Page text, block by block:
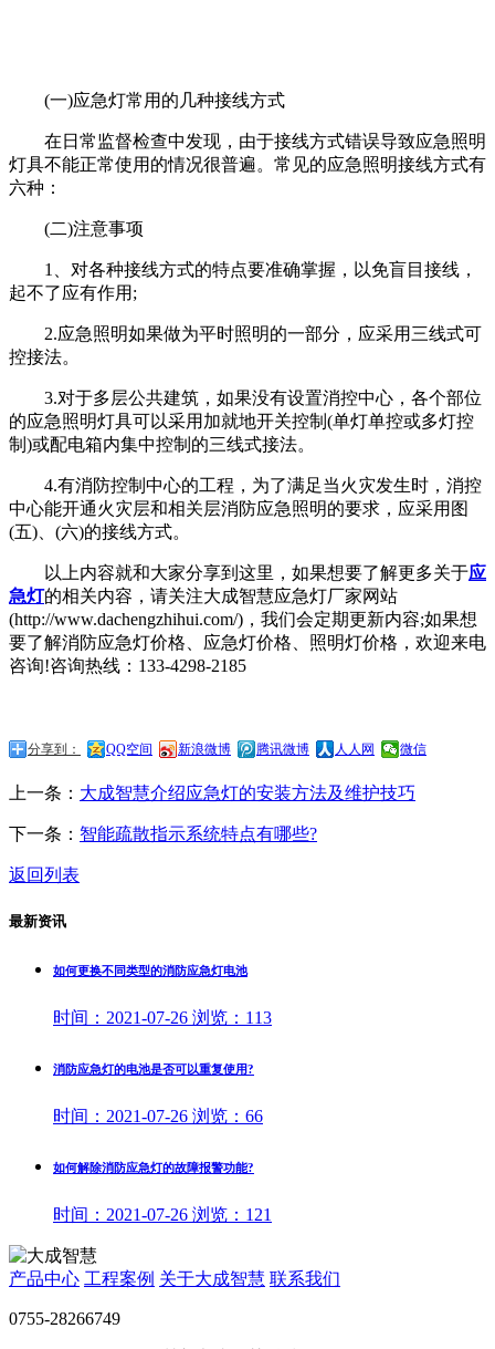
(一)应急灯常用的几种接线方式
在日常监督检查中发现，由于接线方式错误导致应急照明
灯具不能正常使用的情况很普遍。常见的应急照明接线方式有
六种：
(二)注意事项
1、对各种接线方式的特点要准确掌握，以免盲目接线，
起不了应有作用;
2.应急照明如果做为平时照明的一部分，应采用三线式可
控接法。
3.对于多层公共建筑，如果没有设置消控中心，各个部位
的应急照明灯具可以采用加就地开关控制(单灯单控或多灯控
制)或配电箱内集中控制的三线式接法。
4.有消防控制中心的工程，为了满足当火灾发生时，消控
中心能开通火灾层和相关层消防应急照明的要求，应采用图
(五)、(六)的接线方式。
以上内容就和大家分享到这里，如果想要了解更多关于应
急灯的相关内容，请关注大成智慧应急灯厂家网站
(http://www.dachengzhihui.com/)，我们会定期更新内容;如果想
要了解消防应急灯价格、应急灯价格、照明灯价格，欢迎来电
咨询!咨询热线：133-4298-2185
分享到： QQ空间 新浪微博 腾讯微博 人人网 微信
上一条： 大成智慧介绍应急灯的安装方法及维护技巧
下一条： 智能疏散指示系统特点有哪些?
返回列表
最新资讯
如何更换不同类型的消防应急灯电池
时间： 2021-07-26 浏览： 113
消防应急灯的电池是否可以重复使用?
时间： 2021-07-26 浏览： 66
如何解除消防应急灯的故障报警功能?
时间： 2021-07-26 浏览： 121
产品中心 工程案例 关于大成智慧 联系我们
0755-28266749